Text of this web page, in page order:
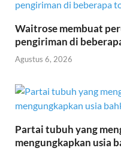
Waitrose membuat
pengiriman di
Agustus 6, 2026
Partai tubuh yang
mengungkapkan usia